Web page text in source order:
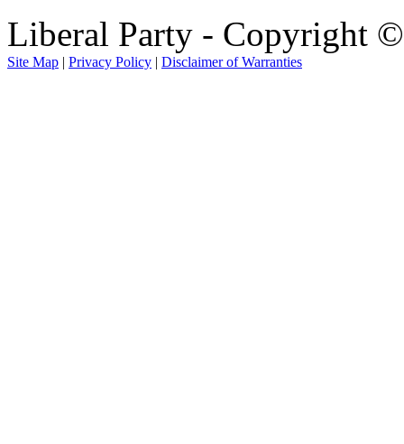
Liberal Party - Copyright
Site Map | Privacy Policy | Disclaimer of Warranties